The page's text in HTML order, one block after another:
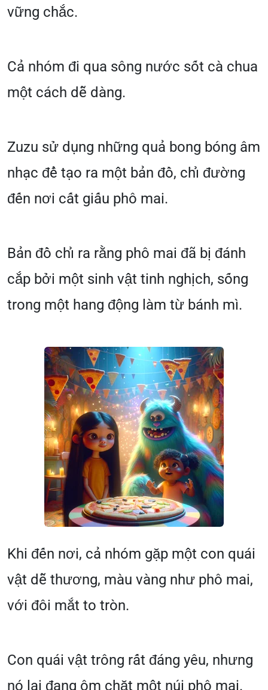
vững chắc.
Cả nhóm đi qua sông nước sốt cà chua
một cách dễ dàng.
Zuzu sử dụng những quả bong bóng âm
nhạc để tạo ra một bản đồ, chỉ đường
đến nơi cất giấu phô mai.
Bản đồ chỉ ra rằng phô mai đã bị đánh
cắp bởi một sinh vật tinh nghịch, sống
trong một hang động làm từ bánh mì.
Khi đến nơi, cả nhóm gặp một con quái
vật dễ thương, màu vàng như phô mai,
với đôi mắt to tròn.
Con quái vật trông rất đáng yêu, nhưng
nó lại đang ôm chặt một núi phô mai.